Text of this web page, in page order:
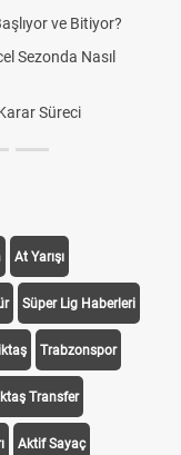
ve Bitiyor?
Nasıl
Süreci
At Yarışı
Süper Lig Haberleri
Trabzonspor
Transfer